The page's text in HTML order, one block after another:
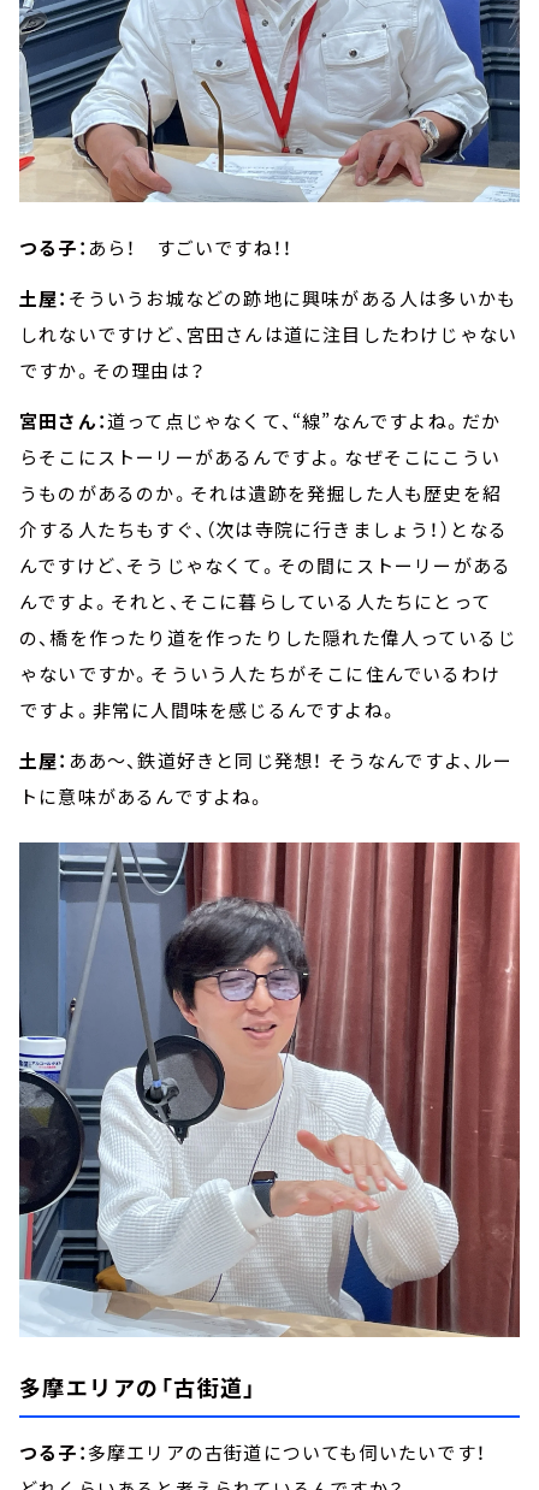
つる子： あら！ すごいですね！！
土屋： そういうお城などの跡地に興味がある人は多いかも
しれないですけど、宮田さんは道に注目したわけじゃない
ですか。その理由は？
宮田さん：道って点じゃなくて、“線”なんですよね。だか
らそこにストーリーがあるんですよ。なぜそこにこうい
うものがあるのか。それは遺跡を発掘した人も歴史を紹
介する人たちもすぐ、（次は寺院に行きましょう！）となる
んですけど、そうじゃなくて。その間にストーリーがある
んですよ。それと、そこに暮らしている人たちにとって
の、橋を作ったり道を作ったりした隠れた偉人っているじ
ゃないですか。そういう人たちがそこに住んでいるわけ
ですよ。非常に人間味を感じるんですよね。
土屋： ああ～、鉄道好きと同じ発想！ そうなんですよ、ルー
トに意味があるんですよね。
多摩エリアの「古街道」
つる子：多摩エリアの古街道についても伺いたいです！